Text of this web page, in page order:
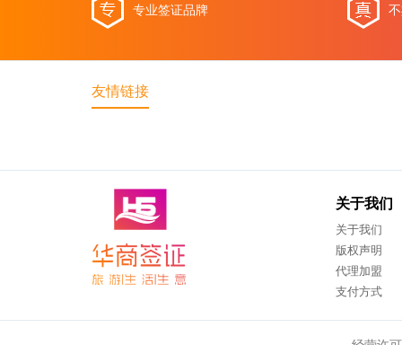
专业签证品牌
友情链接
关于我们
关于我们
版权声明
代理加盟
支付方式